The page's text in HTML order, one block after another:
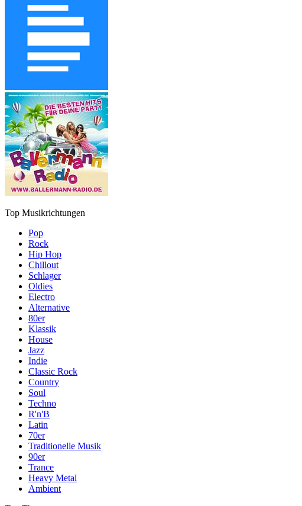
Top Musikrichtungen
Pop
Rock
Hip Hop
Chillout
Schlager
Oldies
Electro
Alternative
80er
Klassik
House
Jazz
Indie
Classic Rock
Country
Soul
Techno
R'n'B
Latin
70er
Traditionelle Musik
90er
Trance
Heavy Metal
Ambient